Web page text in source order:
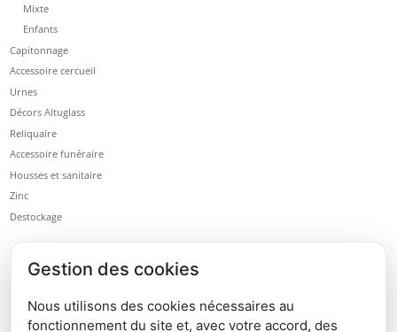
Mixte
Enfants
Capitonnage
Accessoire cercueil
Urnes
Décors Altuglass
Reliquaire
Accessoire funéraire
Housses et sanitaire
Zinc
Destockage
Gestion des cookies
Nous utilisons des cookies nécessaires au
fonctionnement du site et, avec votre accord, des